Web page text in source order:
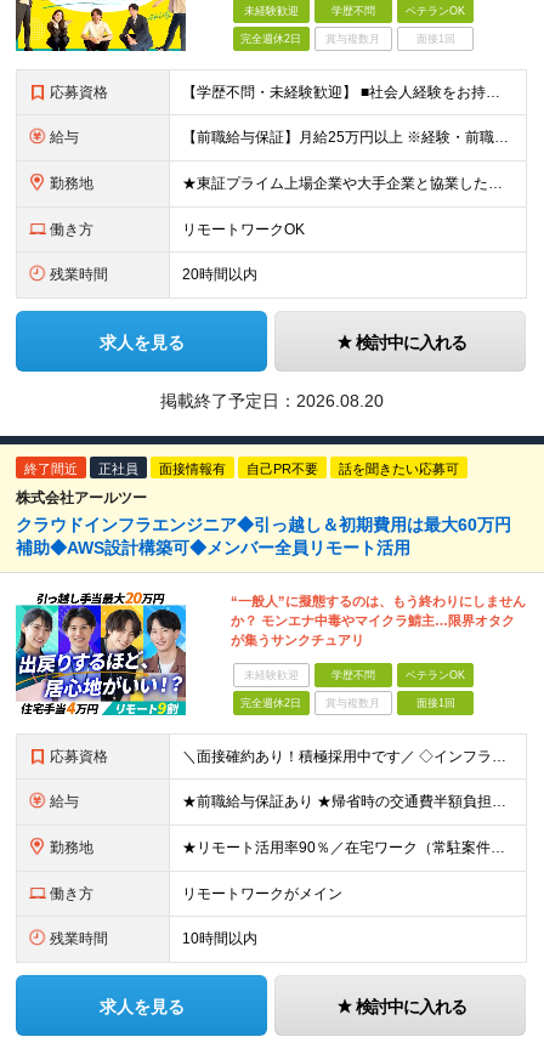
未経験歓迎 学歴不問 ベテランOK
完全週休2日 賞与複数月 面接1回
応募資格 【学歴不問・未経験歓迎】 ■社会人経験をお持ちの方 （業界・職種不問） ■基本的なPC操作ができる方 （文字入力やメール送信ができれば問題ありません） IT知識やエンジニア経験は一切問いません。
給与 【前職給与保証】月給25万円以上 ※経験・前職給与を考慮の上、前職給与以上を保証します ※上記金額には固定残業代（月30時間分／4万円～）を含みます。超過分は別途全額支給します。 ※試用期間6ヶ月（
勤務地 ★東証プライム上場企業や大手企業と協業したプロジェクトがメインです！ ★東京都23区内や横浜を中心とした各プロジェクト先にて勤務します ※プロジェクト先により、リモートワークも可能です ※都度、ご希望
働き方 リモートワークOK
残業時間 20時間以内
求人を見る 検討中に入れる
掲載終了予定日： 2026.08.20
終了間近 正社員 面接情報有 自己PR不要 話を聞きたい応募可
株式会社アールツー
クラウドインフラエンジニア◆引っ越し＆初期費用は最大60万円
補助◆AWS設計構築可◆メンバー全員リモート活用
“一般人”に擬態するのは、もう終わりにしません
か？ モンエナ中毒やマイクラ鯖主…限界オタク
が集うサンクチュアリ
未経験歓迎 学歴不問 ベテランOK
完全週休2日 賞与複数月 面接1回
応募資格 ＼面接確約あり！積極採用中です／ ◇インフラエンジニアとしての経験1年以上（言語・業界・開発規模不問） ◇学歴不問 ★＼以下の"レアスキル"をお持ちの方は面接確約／★ 以下のスキルをお持ちの方は面接を
給与 ★前職給与保証あり ★帰省時の交通費半額負担や家賃補助あり ★上京支援制度あり（引っ越し費用や初期費用は会社負担） ★資格補助&ジム費用補助もあり ★待機時は自社開発案件にジョイン！ ⇒そのため常に月
勤務地 ★リモート活用率90％／在宅ワーク（常駐案件の紹介も可能です） ★東京・神奈川への転居を前提とした地方からの応募も大歓迎です！ 【横浜本社 住所】 神奈川県横浜市中区常盤町二丁目11番地 KY常盤町
働き方 リモートワークがメイン
残業時間 10時間以内
求人を見る 検討中に入れる